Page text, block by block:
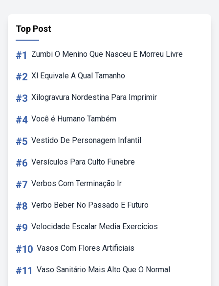
Top Post
#1 Zumbi O Menino Que Nasceu E Morreu Livre
#2 Xl Equivale A Qual Tamanho
#3 Xilogravura Nordestina Para Imprimir
#4 Você é Humano Também
#5 Vestido De Personagem Infantil
#6 Versículos Para Culto Funebre
#7 Verbos Com Terminação Ir
#8 Verbo Beber No Passado E Futuro
#9 Velocidade Escalar Media Exercicios
#10 Vasos Com Flores Artificiais
#11 Vaso Sanitário Mais Alto Que O Normal